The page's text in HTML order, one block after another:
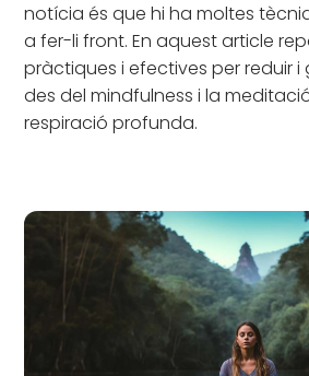
notícia és que hi ha moltes
a fer-li front. En aquest article
pràctiques i efectives per reduir i
des del mindfulness i la
respiració profunda.